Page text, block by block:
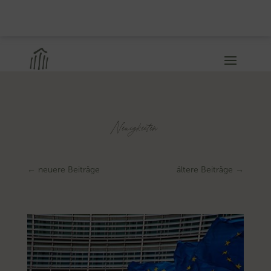
Neuigkeiten
← neuere Beiträge ältere Beiträge →